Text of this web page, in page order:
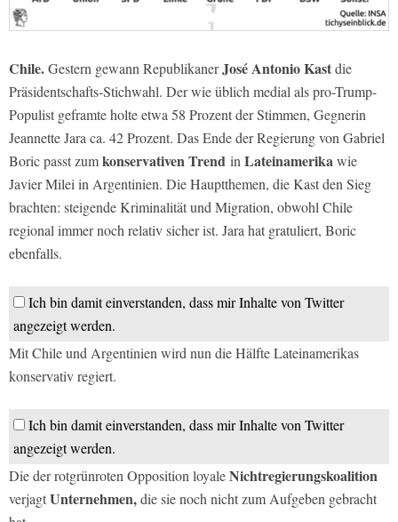
Chile.Gestern gewann RepublikanerJosé Antonio Kastdie
Präsidentschafts-Stichwahl. Der wie üblich medial als pro-Trump-
Populist geframte holte etwa 58 Prozent der Stimmen, Gegnerin
Jeannette Jara ca. 42 Prozent. Das Ende der Regierung von Gabriel
Boric passt zumkonservativen Trend inLateinamerikawie
Javier Milei in Argentinien. Die Hauptthemen, die Kast den Sieg
brachten: steigende Kriminalität und Migration, obwohl Chile
regional immer noch relativ sicher ist. Jara hat gratuliert, Boric
ebenfalls.
Ich bin damit einverstanden, dass mir Inhalte von Twitter
angezeigt werden.
Mit Chile und Argentinien wird nun die Hälfte Lateinamerikas
konservativ regiert.
Ich bin damit einverstanden, dass mir Inhalte von Twitter
angezeigt werden.
Die der rotgrünroten Opposition loyaleNichtregierungskoalition
verjagtUnternehmen,die sie noch nicht zum Aufgeben gebracht